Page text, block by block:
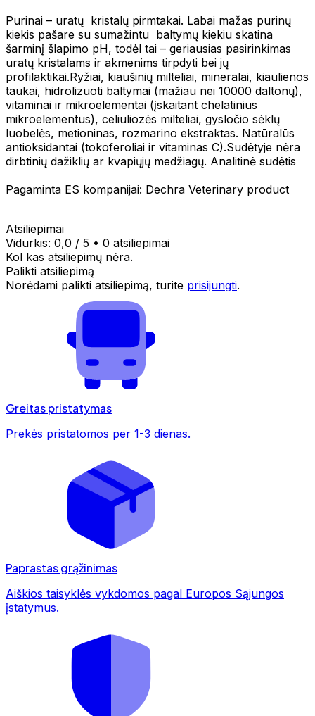
Purinai – uratų kristalų pirmtakai. Labai mažas purinų
kiekis pašare su sumažintu baltymų kiekiu skatina
šarminį šlapimo pH, todėl tai – geriausias pasirinkimas
uratų kristalams ir akmenims tirpdyti bei jų
profilaktikai.Ryžiai, kiaušinių milteliai, mineralai, kiaulienos
taukai, hidrolizuoti baltymai (mažiau nei 10000 daltonų),
vitaminai ir mikroelementai (įskaitant chelatinius
mikroelementus), celiuliozės milteliai, gysločio sėklų
luobelės, metioninas, rozmarino ekstraktas. Natūralūs
antioksidantai (tokoferoliai ir vitaminas C).Sudėtyje nėra
dirbtinių dažiklių ar kvapiųjų medžiagų. Analitinė sudėtis
Pagaminta ES kompanijai: Dechra Veterinary product
Atsiliepimai
Vidurkis: 0,0 / 5 • 0 atsiliepimai
Kol kas atsiliepimų nėra.
Palikti atsiliepimą
Norėdami palikti atsiliepimą, turite prisijungti.
Greitas pristatymas
Prekės pristatomos per 1-3 dienas.
Paprastas grąžinimas
Aiškios taisyklės vykdomos pagal Europos Sąjungos
įstatymus.